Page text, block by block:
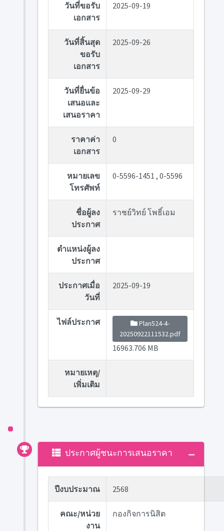
วันที่ขอรับ
เอกสาร
2025-09-19
วันที่สิ้นสุด
ขอรับ
เอกสาร
2025-09-26
วันที่ยื่นข้อ
เสนอและ
เสนอราคา
2025-09-29
ราคาค่า
เอกสาร
0
หมายเลข
โทรศัพท์
0-5596-1451 , 0-5596
ชื่อผู้ลง
ประกาศ
ราชย์วิทย์ โพธิ์เอม
ตำแหน่งผู้ลง
ประกาศ
ประกาศเมื่อ
วันที่
2025-09-19
ไฟล์ประกาศ
Plan524-4-
20250922111532.pdf
16963.706 MB
หมายเหตุ/
เพิ่มเติม
ประกาศผู้ชนะการเสนอราคา
ปีงบประมาณ 2568
คณะ/หน่วย
งาน
กองกิจการนิสิต